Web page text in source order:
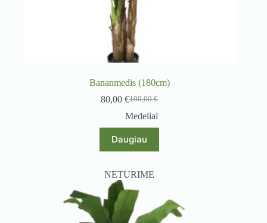
Bananmedis (180cm)
100,00€
Original
price
100,00 €.
80,00€Current
price
80,00 €.
Medeliai
Daugiau
NETURIME